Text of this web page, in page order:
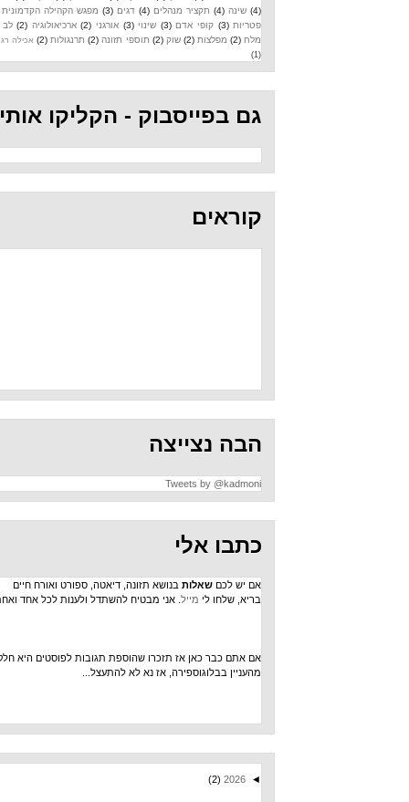
תקציר מנהלים (4) דגים (3) מפגש הקהילה הקדמונית
(3)
קופי אדם (3) שינוי (3) אורגני (2) ארכיאולוגיה (2) לב (2)
(2) שוק (2) תוספי תזונה (2) תרנגולות (2) אכילה רגשית
גם בפייסבוק - הקליקו אותי
הבה נצייצה
Tweets by @kadmoni
כתבו אלי
שאלותבנושא תזונה, דיאטה, ספורט ואורח חיים
מייל. אני מבטיח להשתדל ולענות לכל אחד ואחת.
אם אתם כבר כאן אז תזכרו שהוספת תגובות לפוסטים היא חלק
מהעניין בבלוגוספירה, אז נא לא להתעצל...